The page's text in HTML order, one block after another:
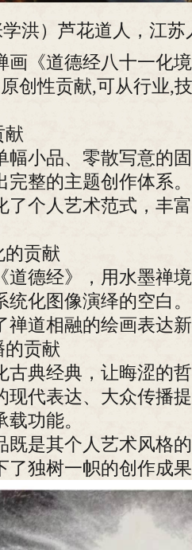
洪）芦花道人，江
画《道德经八十一化
创性贡献,可从行业,
献
幅小品、零散写意的
完整的主题创作体系
了个人艺术范式，丰
的贡献
道德经》，用水墨禅
统化图像演绎的空白
禅道相融的绘画表达
的贡献
古典经典，让晦涩的
现代表达、大众传播
功能。
既是其个人艺术风格
了独树一帜的创作成